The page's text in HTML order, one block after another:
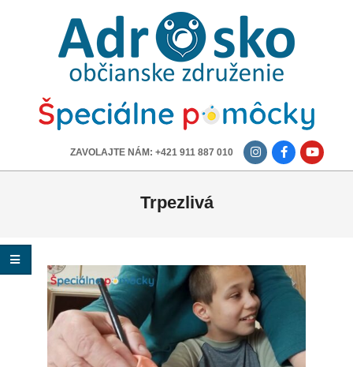
ADROSKO
OBČIANSKE
ZDRUŽENIE
ZAVOLAJTE NÁM: +421 911 887 010
Trpezlivá